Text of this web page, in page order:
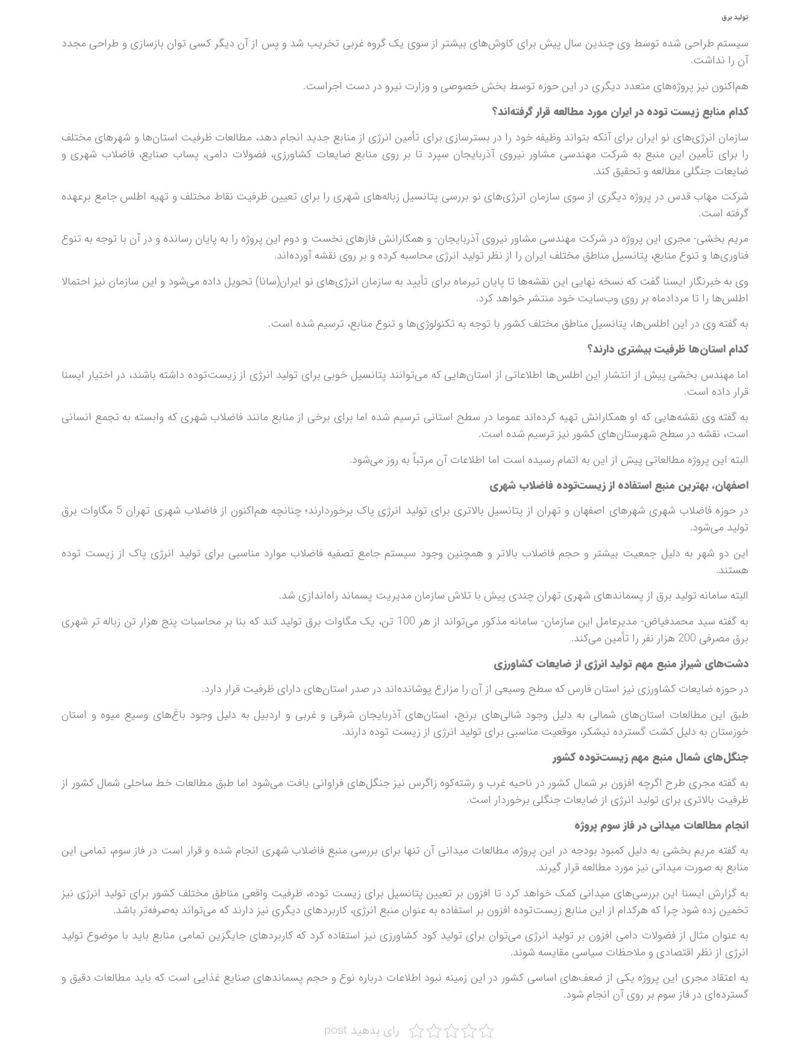
تولید برق
سیستم طراحی شده توسط وی چندین سال پیش برای کاوش‌های بیشتر از سوی یک گروه غربی تخریب شد و پس از آن دیگر کسی توان بازسازی و طراحی مجدد
آن را نداشت.
هم‌اکنون نیز پروژه‌های متعدد دیگری در این حوزه توسط بخش خصوصی و وزارت نیرو در دست اجراست.
کدام منابع زیست توده در ایران مورد مطالعه قرار گرفته‌اند؟
سازمان انرژی‌های نو ایران برای آنکه بتواند وظیفه خود را در بسترسازی برای تأمین انرژی از منابع جدید انجام دهد، مطالعات ظرفیت استان‌ها و شهرهای مختلف
را برای تأمین این منبع به شرکت مهندسی مشاور نیروی آذربایجان سپرد تا بر روی منابع ضایعات کشاورزی، فضولات دامی، پساب صنایع، فاضلاب شهری و
ضایعات جنگلی مطالعه و تحقیق کند.
شرکت مهاب قدس در پروژه دیگری از سوی سازمان انرژی‌های نو بررسی پتانسیل زباله‌های شهری را برای تعیین ظرفیت نقاط مختلف و تهیه اطلس جامع برعهده
گرفته است.
مریم بخشی- مجری این پروژه در شرکت مهندسی مشاور نیروی آذربایجان- و همکارانش فازهای نخست و دوم این پروژه را به پایان رسانده و در آن با توجه به تنوع
فناوری‌ها و تنوع منابع، پتانسیل‌ مناطق مختلف ایران را از نظر تولید انرژی محاسبه کرده و بر روی نقشه آورده‌اند.
وی به خبرنگار ایسنا گفت که نسخه نهایی این نقشه‌ها تا پایان تیرماه برای تأیید به سازمان انرژی‌های نو ایران(سانا) تحویل داده می‌شود و این سازمان نیز احتمالا
اطلس‌ها را تا مردادماه بر روی وب‌سایت خود منتشر خواهد کرد.
به گفته وی در این اطلس‌ها، پتانسیل‌ مناطق مختلف کشور با توجه به تکنولوژی‌ها و تنوع منابع، ترسیم شده‌ است.
کدام استان‌ها ظرفیت بیشتری دارند؟
اما مهندس بخشی پیش از انتشار این اطلس‌ها اطلاعاتی از استان‌هایی که می‌توانند پتانسیل خوبی برای تولید انرژی از زیست‌توده داشته باشند، در اختیار ایسنا
قرار داده است.
به گفته وی نقشه‌هایی که او همکارانش تهیه کرده‌اند عموما در سطح استانی ترسیم شده‌ اما برای برخی از منابع مانند فاضلاب شهری که وابسته به تجمع انسانی
است، نقشه در سطح شهرستان‌های کشور نیز ترسیم شده است.
البته این پروژه مطالعاتی پیش از این به اتمام رسیده است اما اطلاعات آن مرتباً به روز می‌شود.
اصفهان، بهترین منبع استفاده از زیست‌توده فاضلاب شهری
در حوزه فاضلاب شهری شهرهای اصفهان و تهران از پتانسیل بالاتری برای تولید انرژی پاک برخوردارند؛ چنانچه هم‌اکنون از فاضلاب شهری تهران 5 مگاوات برق
تولید می‌شود.
این دو شهر به دلیل جمعیت بیشتر و حجم فاضلاب بالاتر و همچنین وجود سیستم جامع تصفیه فاضلاب موارد مناسبی برای تولید انرژی پاک از زیست توده
هستند.
البته سامانه تولید برق از پسماندهای شهری تهران چندی پیش با تلاش سازمان مدیریت پسماند راه‌اندازی شد.
به گفته سید محمدفیاض- مدیرعامل این سازمان- سامانه مذکور می‌تواند از هر 100 تن، یک مگاوات برق تولید کند که بنا بر محاسبات پنج هزار تن زباله تر شهری
برق مصرفی 200 هزار نفر را تأمین می‌کند.
دشت‌های شیراز منبع مهم تولید انرژی از ضایعات کشاورزی
در حوزه ضایعات کشاورزی نیز استان فارس که سطح وسیعی از آن را مزارع پوشانده‌اند در صدر استان‌های دارای ظرفیت قرار دارد.
طبق این مطالعات استان‌های شمالی به دلیل وجود شالی‌های برنج، استان‌های آذربایجان شرقی و غربی و اردبیل به دلیل وجود باغ‌های وسیع میوه و استان
خوزستان به دلیل کشت گسترده نیشکر، موقعیت مناسبی برای تولید انرژی از زیست توده دارند.
جنگل‌های شمال منبع مهم زیست‌توده کشور
به گفته مجری طرح اگرچه افزون بر شمال کشور در ناحیه غرب و رشته‌کوه زاگرس نیز جنگل‌های فراوانی یافت می‌شود اما طبق مطالعات خط ساحلی شمال کشور از
ظرفیت بالاتری برای تولید انرژی از ضایعات جنگلی برخوردار است.
انجام مطالعات میدانی در فاز سوم پروژه
به گفته مریم بخشی به دلیل کمبود بودجه در این پروژه، مطالعات میدانی آن تنها برای بررسی منبع فاضلاب شهری انجام شده و قرار است در فاز سوم، تمامی این
منابع به صورت میدانی نیز مورد مطالعه قرار گیرند.
به گزارش ایسنا این بررسی‌های میدانی کمک خواهد کرد تا افزون بر تعیین پتانسیل برای زیست توده، ظرفیت واقعی مناطق مختلف کشور برای تولید انرژی نیز
تخمین زده شود چرا که هرکدام از این منابع زیست‌توده افزون بر استفاده به عنوان منبع انرژی، کاربردهای دیگری نیز دارند که می‌تواند به‌صرفه‌تر باشد.
به عنوان مثال از فضولات دامی افزون بر تولید انرژی می‌توان برای تولید کود کشاورزی نیز استفاده کرد که کاربردهای جایگزین تمامی منابع باید با موضوع تولید
انرژی از نظر اقتصادی و ملاحظات سیاسی مقایسه شوند.
به اعتقاد مجری این پروژه یکی از ضعف‌های اساسی کشور در این زمینه نبود اطلاعات درباره نوع و حجم پسماندهای صنایع غذایی است که باید مطالعات دقیق و
گسترده‌ای در فاز سوم بر روی آن انجام شود.
رای بدهید post